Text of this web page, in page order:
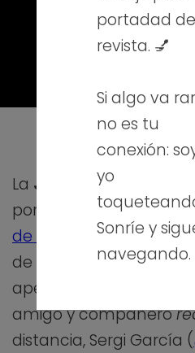
La Junta de Castilla y
por tercer año
de Datos Abiertos.El
de candidaturas
apenas 10 días antes
amigo y compañero
distancia, Sergi García (
portadad de
revista. 💅
Si algo va
no es tu
conexión:
yo
Sonríe y
navegando.